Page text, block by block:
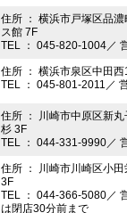
住所 ： 横浜市戸塚区品
ス館 7F
TEL ： 045-820-1004／
住所 ： 横浜市泉区中田
TEL ： 045-801-2011／
住所 ： 川崎市中原区新
杉 3F
TEL ： 044-331-9990／
住所 ： 川崎市川崎区小
3F
TEL ： 044-366-5080／
は閉店30分前まで